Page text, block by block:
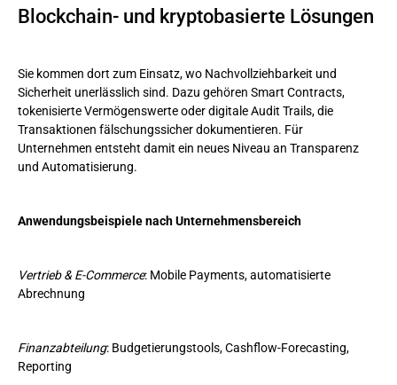
Blockchain- und kryptobasierte Lösungen
Sie kommen dort zum Einsatz, wo Nachvollziehbarkeit und
Sicherheit unerlässlich sind. Dazu gehören Smart Contracts,
tokenisierte Vermögenswerte oder digitale Audit Trails, die
Transaktionen fälschungssicher dokumentieren. Für
Unternehmen entsteht damit ein neues Niveau an Transparenz
und Automatisierung.
Anwendungsbeispiele nach Unternehmensbereich
Vertrieb & E-Commerce: Mobile Payments, automatisierte
Abrechnung
Finanzabteilung: Budgetierungstools, Cashflow-Forecasting,
Reporting